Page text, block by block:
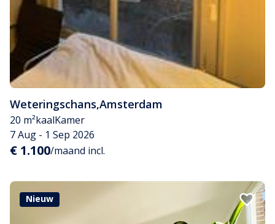
Weteringschans,Amsterdam
20 m²kaalKamer
7 Aug - 1 Sep 2026
€ 1.100/maand incl.
Nieuw